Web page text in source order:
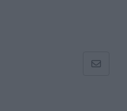
Share